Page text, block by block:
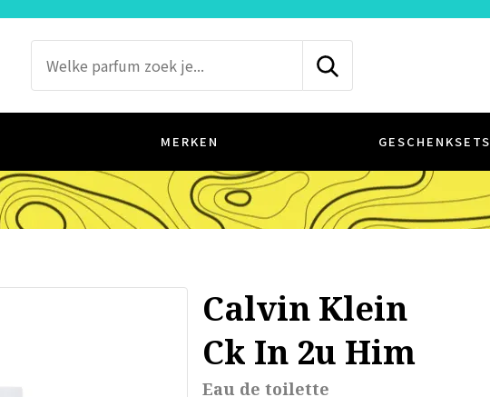
MERKEN GESCHENKSETS
Calvin Klein
Ck In 2u Him
Eau de toilette